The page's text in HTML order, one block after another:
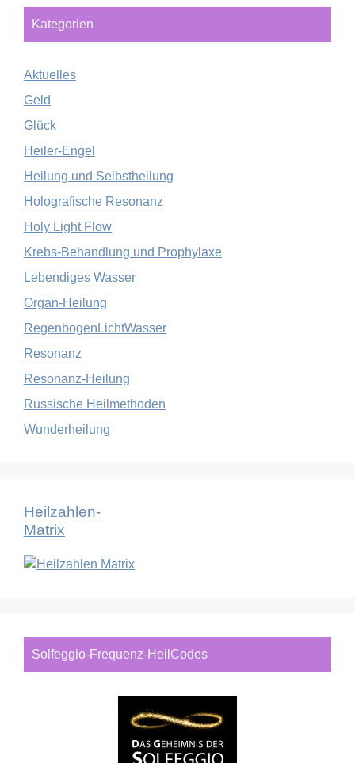
Kategorien
Aktuelles
Geld
Glück
Heiler-Engel
Heilung und Selbstheilung
Holografische Resonanz
Holy Light Flow
Krebs-Behandlung und Prophylaxe
Lebendiges Wasser
Organ-Heilung
RegenbogenLichtWasser
Resonanz
Resonanz-Heilung
Russische Heilmethoden
Wunderheilung
Heilzahlen-
Matrix
Solfeggio-Frequenz-HeilCodes